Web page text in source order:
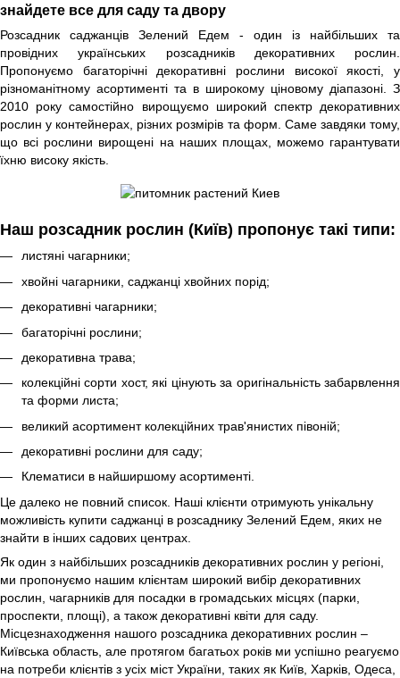
знайдете все для саду та двору
Розсадник саджанців Зелений Едем - один із найбільших та
провідних українських розсадників декоративних рослин.
Пропонуємо багаторічні декоративні рослини високої якості, у
різноманітному асортименті та в широкому ціновому діапазоні. З
2010 року самостійно вирощуємо широкий спектр декоративних
рослин у контейнерах, різних розмірів та форм. Саме завдяки тому,
що всі рослини вирощені на наших площах, можемо гарантувати
їхню високу якість.
Наш розсадник рослин (Київ) пропонує такі типи:
листяні чагарники;
хвойні чагарники, саджанці хвойних порід;
декоративні чагарники;
багаторічні рослини;
декоративна трава;
колекційні сорти хост, які цінують за оригінальність забарвлення
та форми листа;
великий асортимент колекційних трав'янистих півоній;
декоративні рослини для саду;
Клематиси в найширшому асортименті.
Це далеко не повний список. Наші клієнти отримують унікальну
можливість купити саджанці в розсаднику Зелений Едем, яких не
знайти в інших садових центрах.
Як один з найбільших розсадників декоративних рослин у регіоні,
ми пропонуємо нашим клієнтам широкий вибір декоративних
рослин, чагарників для посадки в громадських місцях (парки,
проспекти, площі), а також декоративні квіти для саду.
Місцезнаходження нашого розсадника декоративних рослин –
Київська область, але протягом багатьох років ми успішно реагуємо
на потреби клієнтів з усіх міст України, таких як Київ, Харків, Одеса,